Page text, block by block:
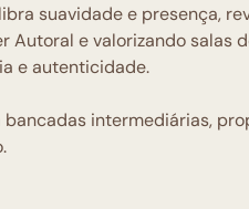
suavidade e presença,
Autoral e valorizando salas
e autenticidade.
intermediárias,